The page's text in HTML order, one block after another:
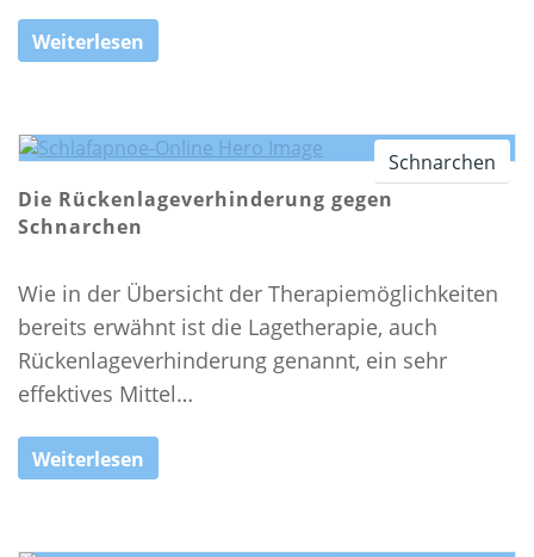
Weiterlesen
Die Rückenlageverhinderung gegen
Schnarchen
Schnarchen
Wie in der Übersicht der Therapiemöglichkeiten
bereits erwähnt ist die Lagetherapie, auch
Rückenlageverhinderung genannt, ein sehr
effektives Mittel…
Weiterlesen